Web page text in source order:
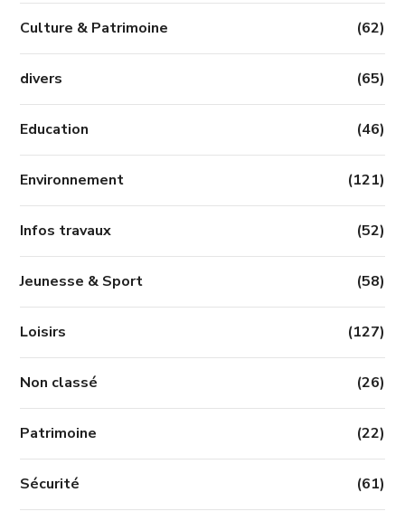
Culture & Patrimoine (62)
divers (65)
Education (46)
Environnement (121)
Infos travaux (52)
Jeunesse & Sport (58)
Loisirs (127)
Non classé (26)
Patrimoine (22)
Sécurité (61)